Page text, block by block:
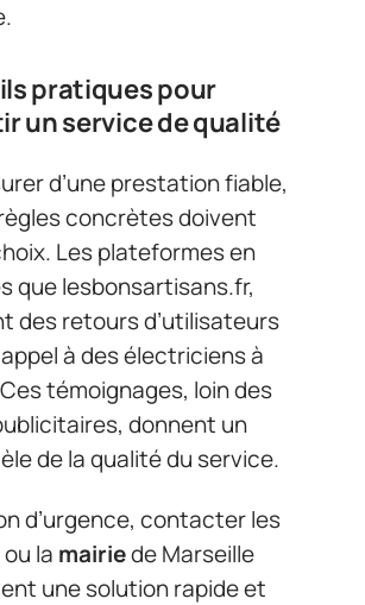
pratiques pour
un service de qualité
d’une prestation fiable,
concrètes doivent
Les plateformes en
que lesbonsartisans.fr,
des retours d’utilisateurs
à des électriciens à
témoignages, loin des
donnent un
de la qualité du service.
d’urgence, contacter les
ou la mairiede Marseille
une solution rapide et